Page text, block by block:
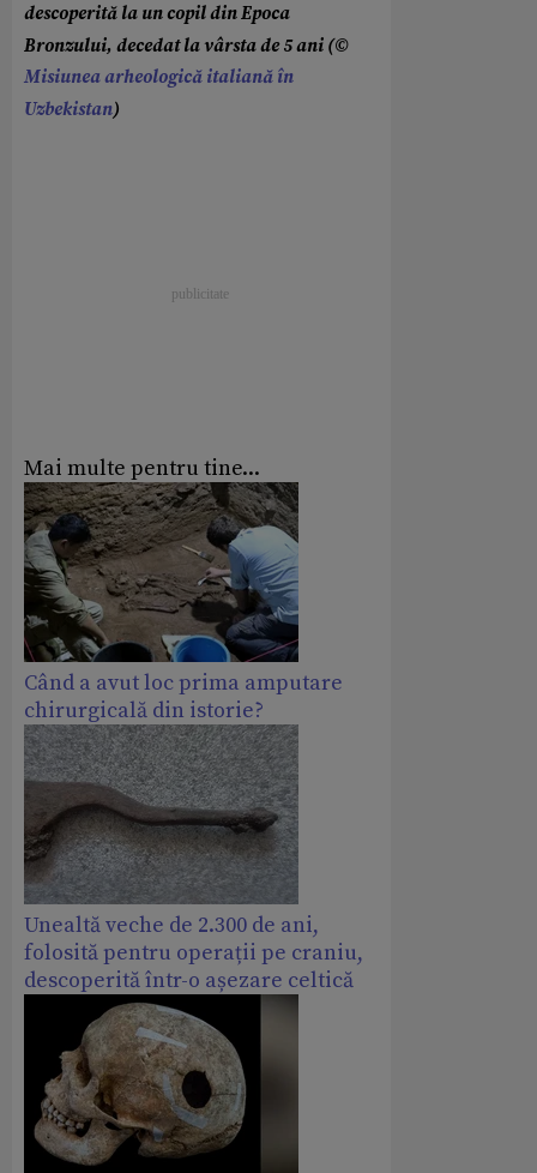
descoperită la un copil din Epoca
Bronzului, decedat la vârsta de 5 ani (©
Misiunea arheologică italiană în
Uzbekistan)
Mai multe pentru tine...
Când a avut loc prima amputare
chirurgicală din istorie?
Unealtă veche de 2.300 de ani,
folosită pentru operații pe craniu,
descoperită într-o așezare celtică